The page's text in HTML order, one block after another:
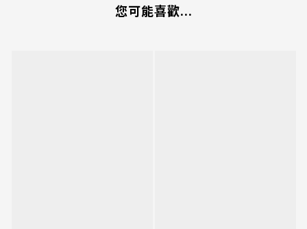
您可能喜歡...